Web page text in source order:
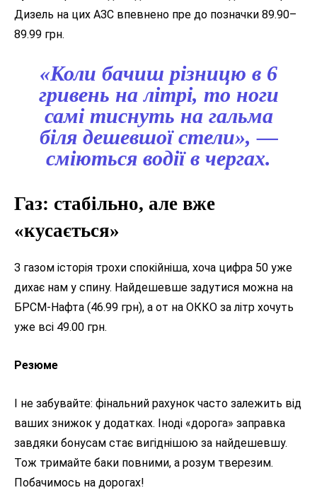
Дизель на цих АЗС впевнено пре до позначки 89.90–
89.99 грн.
«Коли бачиш різницю в 6
гривень на літрі, то ноги
самі тиснуть на гальма
біля дешевшої стели», —
сміються водії в чергах.
Газ: стабільно, але вже
«кусається»
З газом історія трохи спокійніша, хоча цифра 50 уже
дихає нам у спину. Найдешевше задутися можна на
БРСМ-Нафта (46.99 грн), а от на ОККО за літр хочуть
уже всі 49.00 грн.
Резюме
І не забувайте: фінальний рахунок часто залежить від
ваших знижок у додатках. Іноді «дорога» заправка
завдяки бонусам стає вигіднішою за найдешевшу.
Тож тримайте баки повними, а розум тверезим.
Побачимось на дорогах!